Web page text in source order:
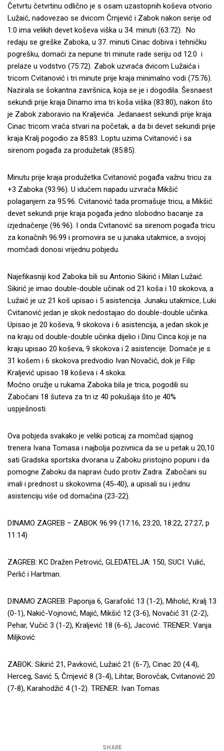
Četvrtu četvrtinu odlično je s osam uzastopnih koševa otvorio
Lužaić, nadovezao se dvicom Črnjević i Zabok nakon serije od
1:0 ima velikih devet koševa viška u 34. minuti (63:72). No
redaju se greške Zaboka, u 37. minuti Cinac dobiva i tehničku
pogrešku, domaći za nepune tri minute rade seriju od 12:0 i
prelaze u vodstvo (75:72). Zabok uzvraća dvicom Lužaića i
tricom Cvitanović i tri minute prije kraja minimalno vodi (75:76).
Nazirala se šokantna završnica, koja se je i dogodila. Šesnaest
sekundi prije kraja Dinamo ima tri koša viška (83:80), nakon što
je Zabok zaboravio na Kraljevića. Jedanaest sekundi prije kraja
Cinac tricom vraća stvari na početak, a da bi devet sekundi prije
kraja Kralj pogodio za 85:83. Loptu uzima Cvitanović i sa
sirenom pogađa za produžetak (85:85).
Minutu prije kraja produžetka Cvitanović pogađa važnu tricu za
+3 Zaboka (93:96). U idućem napadu uzvraća Mikšić
polaganjem za 95.96. Cvitanović tada promašuje tricu, a Mikšić
devet sekundi prije kraja pogađa jedno slobodno bacanje za
izjednačenje (96:96). I onda Cvitanović sa sirenom pogađa tricu
za konačnih 96:99 i promovira se u junaka utakmice, a svojoj
momčadi donosi vrijednu pobjedu.
Najefikasniji kod Zaboka bili su Antonio Sikirić i Milan Lužaić.
Sikirić je imao double-double učinak od 21 koša i 10 skokova, a
Lužaić je uz 21 koš upisao i 5 asistencija. Junaku utakmice, Luki
Cvitanović jedan je skok nedostajao do double-double učinka.
Upisao je 20 koševa, 9 skokova i 6 asistencija, a jedan skok je
na kraju od double-double učinka dijelio i Dinu Cinca koji je na
kraju upisao 20 koševa, 9 skokova i 2 asistencije. Domaće je s
31 košem i 6 skokova predvodio Ivan Novačić, dok je Filip
Kraljević upisao 18 koševa i 4 skoka.
Moćno oružje u rukama Zaboka bila je trica, pogodili su
Zabočani 18 šuteva za tri iz 40 pokušaja što je 40%
uspješnosti.
Ova pobjeda svakako je veliki poticaj za momčad sjajnog
trenera Ivana Tomasa i najbolja pozivnica da se u petak u 20,10
sati Gradska sportska dvorana u Zaboku pristojno popuni i da
pomogne Zaboku da napravi čudo protiv Zadra. Zabočani su
imali i prednost u skokovima (45-40), a upisali su i jednu
asistenciju više od domaćina (23-22).
DINAMO ZAGREB – ZABOK 96:99 (17:16, 23:20, 18:22, 27:27, p
11:14)
ZAGREB: KC Dražen Petrović, GLEDATELJA: 150, SUCI: Vulić,
Perlić i Hartman.
DINAMO ZAGREB: Paponja 6, Garafolić 13 (1-2), Miholić, Kralj 13
(0-1), Nakić-Vojnović, Majić, Mikšić 12 (3-6), Novačić 31 (2-2),
Pehar, Vučić 3 (1-2), Kraljević 18 (6-6), Jacović. TRENER: Vanja
Miljković
ZABOK: Sikirić 21, Pavković, Lužaić 21 (6-7), Cinac 20 (4.4),
Herceg, Savić 5, Črnjević 8 (3-4), Lihtar, Borovčak, Cvitanović 20
(7-8), Karahodžić 4 (1-2). TRENER: Ivan Tomas
SHARE